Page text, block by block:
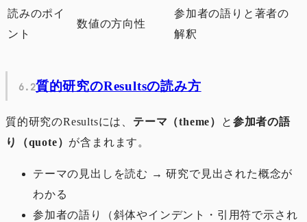
読みのポイ
ント
数値の方向性
参加者の語りと著者の
解釈
質的研究のResultsの読み方
質的研究のResultsには、 テーマ（theme） と 参加者の語
り（quote） が含まれます。
テーマの見出しを読む → 研究で見出された概念が
わかる
参加者の語り（斜体やインデント・引用符で示され